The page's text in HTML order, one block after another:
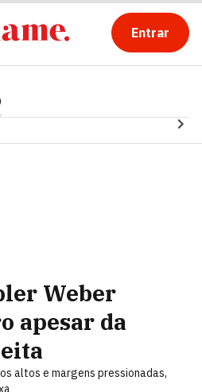
Entrar
Weber
apesar da
altos e margens pressionadas,